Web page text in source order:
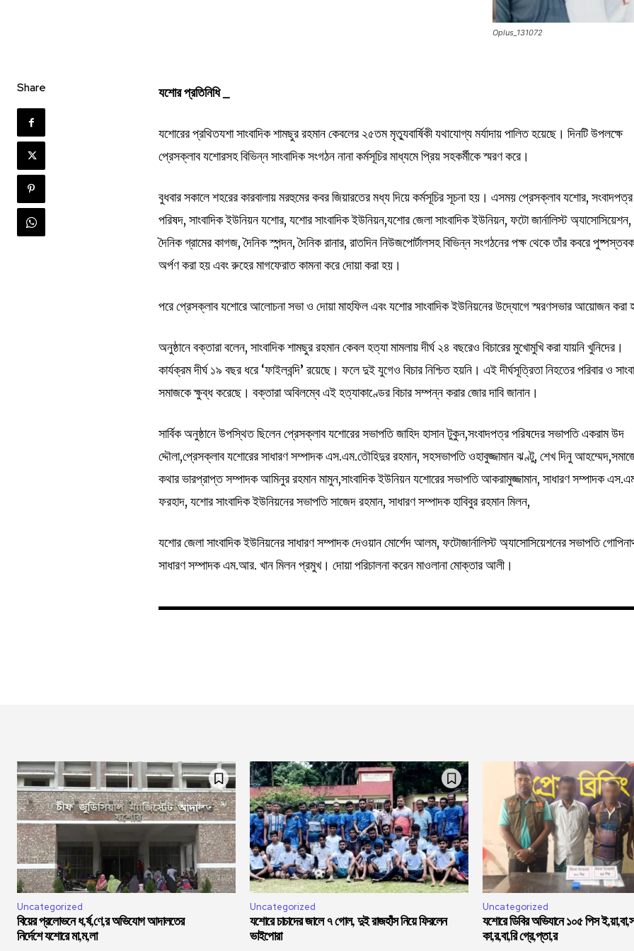
Oplus_131072
Share যশোর প্রতিনিধি _
যশোরের প্রথিতযশা সাংবাদিক শামছুর রহমান কেবলের ২৫তম মৃত্যুবার্ষিকী যথাযোগ্য মর্যাদায় পালিত হয়েছে। দিনটি উপলক্ষে
প্রেসক্লাব যশোরসহ বিভিন্ন সাংবাদিক সংগঠন নানা কর্মসূচির মাধ্যমে প্রিয় সহকর্মীকে স্মরণ করে।
বুধবার সকালে শহরের কারবালায় মরহুমের কবর জিয়ারতের মধ্য দিয়ে কর্মসূচির সূচনা হয়। এসময় প্রেসক্লাব যশোর, সংবাদপত্র
পরিষদ, সাংবাদিক ইউনিয়ন যশোর, যশোর সাংবাদিক ইউনিয়ন,যশোর জেলা সাংবাদিক ইউনিয়ন, ফটো জার্নালিস্ট অ্যাসোসিয়েশন,
দৈনিক গ্রামের কাগজ, দৈনিক স্পন্দন, দৈনিক রানার, রাতদিন নিউজপোর্টালসহ বিভিন্ন সংগঠনের পক্ষ থেকে তাঁর কবরে
অর্পণ করা হয় এবং রুহের মাগফেরাত কামনা করে দোয়া করা হয়।
পরে প্রেসক্লাব যশোরে আলোচনা সভা ও দোয়া মাহফিল এবং যশোর সাংবাদিক ইউনিয়নের উদ্যোগে স্মরণসভার আয়োজন করা
অনুষ্ঠানে বক্তারা বলেন, সাংবাদিক শামছুর রহমান কেবল হত্যা মামলায় দীর্ঘ ২৪ বছরেও বিচারের মুখোমুখি করা যায়নি খুনিদের।
কার্যক্রম দীর্ঘ ১৯ বছর ধরে ‘ফাইলবন্দি’ রয়েছে। ফলে দুই যুগেও বিচার নিশ্চিত হয়নি। এই দীর্ঘসূত্রিতা নিহতের পরিবার ও
সমাজকে ক্ষুব্ধ করেছে। বক্তারা অবিলম্বে এই হত্যাকাণ্ডের বিচার সম্পন্ন করার জোর দাবি জানান।
সার্বিক অনুষ্ঠানে উপস্থিত ছিলেন প্রেসক্লাব যশোরের সভাপতি জাহিদ হাসান টুকুন,সংবাদপত্র পরিষদের সভাপতি একরাম উদ
দ্দৌলা,প্রেসক্লাব যশোরের সাধারণ সম্পাদক এস.এম.তৌহিদুর রহমান, সহসভাপতি ওহাবুজ্জামান ঝণ্টু, শেখ দিনু
কথার ভারপ্রাপ্ত সম্পাদক আমিনুর রহমান মামুন,সাংবাদিক ইউনিয়ন যশোরের সভাপতি আকরামুজ্জামান, সাধারণ সম্পাদক
ফরহাদ, যশোর সাংবাদিক ইউনিয়নের সভাপতি সাজেদ রহমান, সাধারণ সম্পাদক হাবিবুর রহমান মিলন,
যশোর জেলা সাংবাদিক ইউনিয়নের সাধারণ সম্পাদক দেওয়ান মোর্শেদ আলম, ফটোজার্নালিস্ট অ্যাসোসিয়েশনের সভাপতি
সাধারণ সম্পাদক এম.আর. খান মিলন প্রমুখ। দোয়া পরিচালনা করেন মাওলানা মোক্তার আলী।
Uncategorized
বিয়ের প্রলোভনে ধ,র্ষ,ণে,র অভিযোগ আদালতের
নির্দেশে যশোরে মা,ম,লা
Uncategorized
যশোরে চাচাদের জালে ৭ গোল, দুই রাজহাঁস নিয়ে ফিরলেন
ভাইপোরা
Uncategorized
যশোরে ডিবির অভিযানে ১০৫ পিস
কা,র,বা,রি গ্রে,প্তা,র